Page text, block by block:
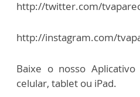
http://twitter.com/
http://instagram.com/
Baixe o nosso
celular, tablet ou iPad.